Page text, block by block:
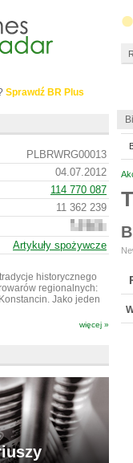
Sprawdź BR Plus
PLBRWRG00013
04.07.2012
114 770 087
11 362 239
463
239
Artykuły spożywcze
historycznego
regionalnych:
Jako jeden
więcej »